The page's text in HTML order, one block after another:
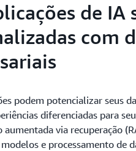
de IA
com
podem potencializar seus
diferenciadas para
aumentada via recuperação
e processamento de